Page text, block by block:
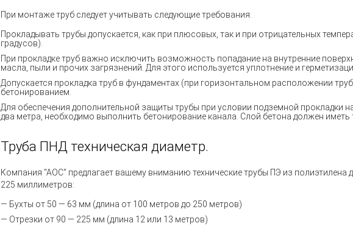
При монтаже труб следует учитывать следующие требования:
Прокладывать трубы допускается, как при плюсовых, так и при отрицательных
градусов).
При прокладке труб важно исключить возможность попадание на внутренние
масла, пыли и прочих загрязнений. Для этого используется уплотнение и
Допускается прокладка труб в фундаментах (при горизонтальном расположении
бетонированием.
Для обеспечения дополнительной защиты трубы при условии подземной прокладки
два метра, необходимо выполнить бетонирование канала. Слой бетона должен иметь
Труба ПНД техническая диаметр.
Компания "АОС" предлагает вашему вниманию технические трубы ПЭ из полиэтилена
225 миллиметров:
— Бухты от 50 — 63 мм (длина от 100 метров до 250 метров)
— Отрезки от 90 — 225 мм (длина 12 или 13 метров)